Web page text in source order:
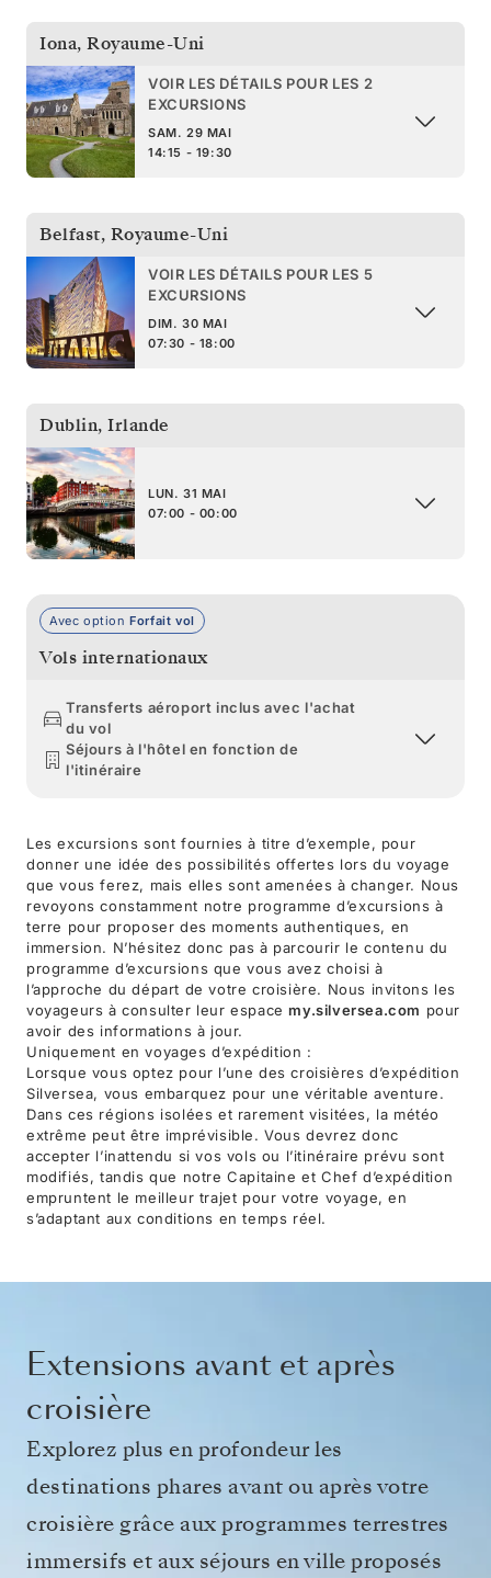
Iona, Royaume-Uni
VOIR LES DÉTAILS POUR LES 2
EXCURSIONS
SAM. 29 MAI
14:15 - 19:30
Belfast, Royaume-Uni
VOIR LES DÉTAILS POUR LES 5
EXCURSIONS
DIM. 30 MAI
07:30 - 18:00
Dublin, Irlande
LUN. 31 MAI
07:00 - 00:00
Avec option Forfait vol
Vols internationaux
Transferts aéroport inclus avec l'achat
du vol
Séjours à l'hôtel en fonction de
l'itinéraire
Les excursions sont fournies à titre d’exemple, pour
donner une idée des possibilités offertes lors du voyage
que vous ferez, mais elles sont amenées à changer. Nous
revoyons constamment notre programme d’excursions à
terre pour proposer des moments authentiques, en
immersion. N’hésitez donc pas à parcourir le contenu du
programme d’excursions que vous avez choisi à
l’approche du départ de votre croisière. Nous invitons les
voyageurs à consulter leur espacemy.silversea.com pour
avoir des informations à jour.
Uniquement en voyages d’expédition :
Lorsque vous optez pour l’une des croisières d’expédition
Silversea, vous embarquez pour une véritable aventure.
Dans ces régions isolées et rarement visitées, la météo
extrême peut être imprévisible. Vous devrez donc
accepter l’inattendu si vos vols ou l’itinéraire prévu sont
modifiés, tandis que notre Capitaine et Chef d’expédition
empruntent le meilleur trajet pour votre voyage, en
s’adaptant aux conditions en temps réel.
Extensions avant et après
croisière
Explorez plus en profondeur les
destinations phares avant ou après votre
croisière grâce aux programmes terrestres
immersifs et aux séjours en ville proposés